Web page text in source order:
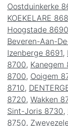
Oostduinkerke
KOEKELARE
Hoogstade 8690
Beveren-Aan-
Izenberge 8691,
8700, Kanegem
8700, Ooigem
8710,
8720, Wakken
Sint-Joris 8730,
8750,